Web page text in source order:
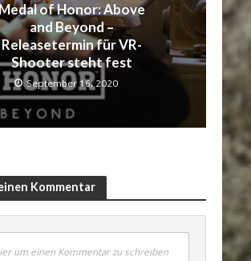
of Honor: Above
and Beyond –
Releasetermin für VR-
Shooter steht fest
September 16, 2020
Kommentar
um einen Kommentar zu schreiben